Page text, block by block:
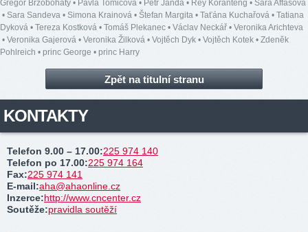
Gregor Brzobohatý • Pavla Tomicová • Petr Janda • Rey Koranteng • Sára Affašová
• Sara Sandeva • Simona Krainová • Štefan Margita • Taťána Kuchařová • Tatiana
Dyková • Tereza Kostková • Tomáš Plekanec • Václav Neckář • Veronika Arichteva
• Veronika Gajerová • Veronika Žilková • Vojtěch Dyk • Vojtěch Kotek • Zdeněk
Pohlreich • princ George • princ Harry
Zpět na titulní stranu
KONTAKTY
Telefon 9.00 – 17.00:225 974 140
Telefon po 17.00:225 974 164
Fax:225 974 141
E-mail:aha@ahaonline.cz
Inzerce:http://www.cncenter.cz
Soutěže:pravidla soutěží